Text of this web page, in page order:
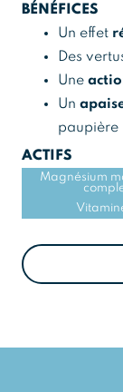
BÉNÉFICES
Un effet
Des
Une
Un
paupière
ACTIFS
Magnésium